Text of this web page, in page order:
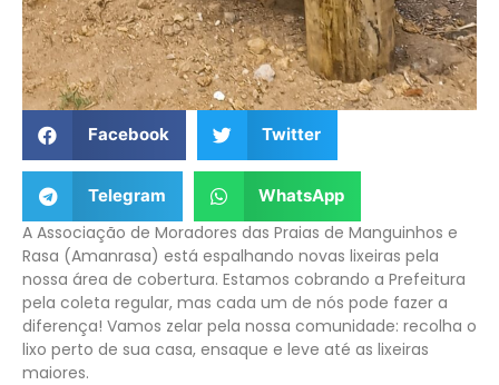
Facebook Twitter
Telegram WhatsApp
A Associação de Moradores das Praias de Manguinhos e
Rasa (Amanrasa) está espalhando novas lixeiras pela
nossa área de cobertura. Estamos cobrando a Prefeitura
pela coleta regular, mas cada um de nós pode fazer a
diferença! Vamos zelar pela nossa comunidade: recolha o
lixo perto de sua casa, ensaque e leve até as lixeiras
maiores.